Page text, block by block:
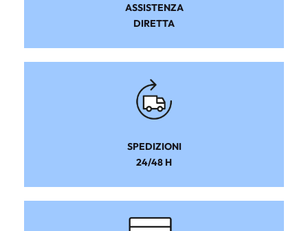
ASSISTENZA
DIRETTA
SPEDIZIONI
24/48 H